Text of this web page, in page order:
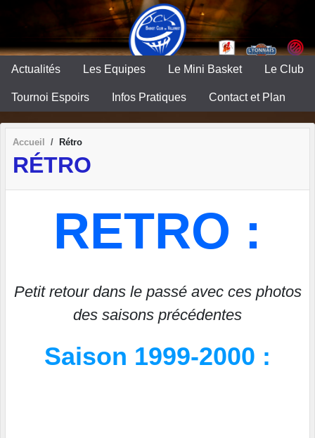
Actualités Les Equipes Le Mini Basket Le Club
Tournoi Espoirs Infos Pratiques Contact et Plan
Accueil Rétro
RÉTRO
RETRO :
Petit retour dans le passé avec ces photos
des saisons précédentes
Saison 1999-2000 :
Panneau de gestion des cookies